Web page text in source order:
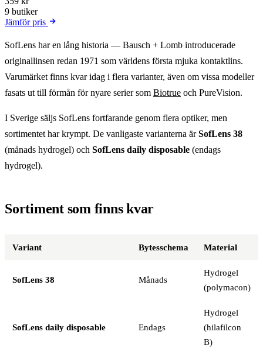
9 butiker
Jämför pris
SofLens har en lång historia — Bausch + Lomb introducerade
originallinsen redan 1971 som världens första mjuka kontaktlins.
Varumärket finns kvar idag i flera varianter, även om vissa modeller
fasats ut till förmån för nyare serier som Biotrue och PureVision.
I Sverige säljs SofLens fortfarande genom flera optiker, men
sortimentet har krympt. De vanligaste varianterna ärSofLens 38
(månads hydrogel) och SofLens daily disposable (endags
hydrogel).
Sortiment som finns kvar
Variant Bytesschema Material
SofLens 38 Månads
Hydrogel
(polymacon)
SofLens daily disposable Endags
Hydrogel
(hilafilcon
B)